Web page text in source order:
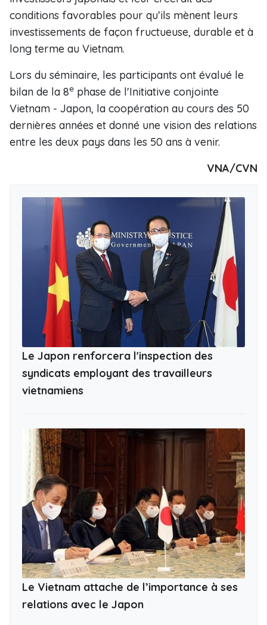
conditions favorables pour qu’ils mènent leurs
investissements de façon fructueuse, durable et à
long terme au Vietnam.
Lors du séminaire, les participants ont évalué le
bilan de la 8e phase de l'Initiative conjointe
Vietnam - Japon, la coopération au cours des 50
dernières années et donné une vision des relations
entre les deux pays dans les 50 ans à venir.
VNA/CVN
Le Japon renforcera l'inspection des
syndicats employant des travailleurs
vietnamiens
Le Vietnam attache de l’importance à ses
relations avec le Japon